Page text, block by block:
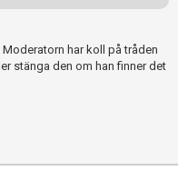
har koll på tråden
stänga den om han finner det